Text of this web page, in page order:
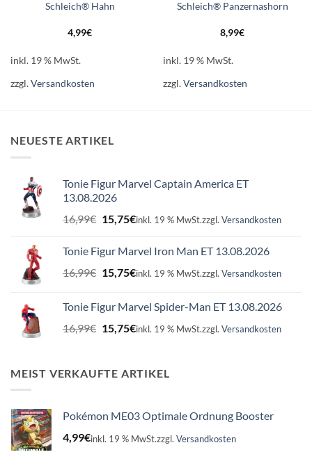
Schleich® Hahn
4,99€
inkl. 19 % MwSt.
zzgl.Versandkosten
Schleich® Panzernashorn
8,99€
inkl. 19 % MwSt.
zzgl.Versandkosten
NEUESTE ARTIKEL
Tonie Figur Marvel Captain America ET
13.08.2026
16,99€ Ursprünglicher
Preis
16,99€
15,75€Aktueller
15,75€.
inkl. 19 % MwSt.zzgl. Versandkosten
Tonie Figur Marvel Iron Man ET 13.08.2026
16,99€ Ursprünglicher
Preis
16,99€
15,75€Aktueller
15,75€.
inkl. 19 % MwSt.zzgl. Versandkosten
Tonie Figur Marvel Spider-Man ET 13.08.2026
16,99€ Ursprünglicher
Preis
16,99€
15,75€Aktueller
15,75€.
inkl. 19 % MwSt.zzgl. Versandkosten
MEIST VERKAUFTE ARTIKEL
Pokémon ME03 Optimale Ordnung Booster
4,99€inkl. 19 % MwSt.zzgl. Versandkosten